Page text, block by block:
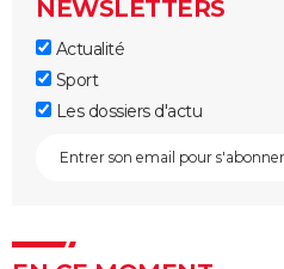
NEWSLETTERS
Actualité
Sport
Les dossiers d'actu